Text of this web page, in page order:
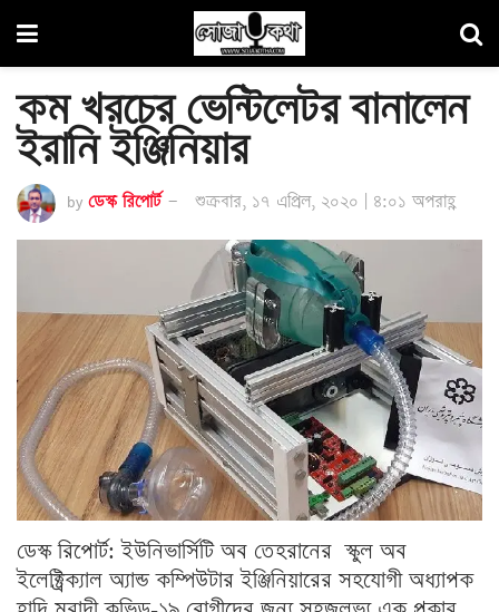
কম খরচের ভেন্টিলেটর বানালেন
ইরানি ইঞ্জিনিয়ার
by ডেস্ক রিপোর্ট শুক্রবার, ১৭ এপ্রিল, ২০২০ | ৪:০১ অপরাহ্ণ
ডেস্ক রিপোর্ট: ইউনিভার্সিটি অব তেহরানের স্কুল অব
ইলেক্ট্রিক্যাল অ্যান্ড কম্পিউটার ইঞ্জিনিয়ারের সহযোগী অধ্যাপক